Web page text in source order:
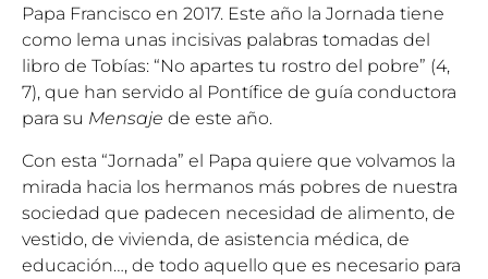
Papa Francisco en 2017. Este año la Jornada tiene
como lema unas incisivas palabras tomadas del
libro de Tobías: “No apartes tu rostro del pobre” (4,
7), que han servido al Pontífice de guía conductora
para su Mensaje de este año.
Con esta “Jornada” el Papa quiere que volvamos la
mirada hacia los hermanos más pobres de nuestra
sociedad que padecen necesidad de alimento, de
vestido, de vivienda, de asistencia médica, de
educación…, de todo aquello que es necesario para